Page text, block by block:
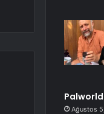
Ağustos